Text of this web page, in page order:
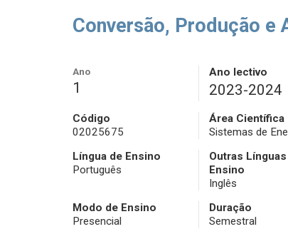
Conversão, Produção e
Ano
1
Ano lectivo
2023-2024
Código
02025675
Área Científica
Sistemas de
Língua de Ensino
Português
Outras
Ensino
Inglês
Modo de Ensino
Presencial
Duração
Semestral